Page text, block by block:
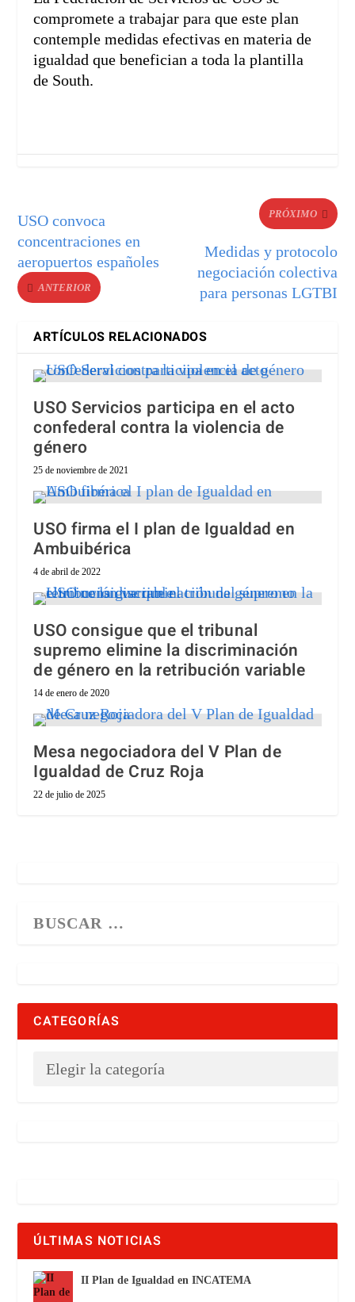
compromete a trabajar para que este plan
contemple medidas efectivas en materia de
igualdad que benefician a toda la plantilla
de South.
USO convoca
concentraciones en
aeropuertos españoles
ANTERIOR
PRÓXIMO
Medidas y protocolo
negociación colectiva
para personas LGTBI
ARTÍCULOS RELACIONADOS
USO Servicios participa en el acto
confederal contra la violencia de
género
25 de noviembre de 2021
USO firma el I plan de Igualdad en
Ambuibérica
4 de abril de 2022
USO consigue que el tribunal
supremo elimine la discriminación
de género en la retribución variable
14 de enero de 2020
Mesa negociadora del V Plan de
Igualdad de Cruz Roja
22 de julio de 2025
CATEGORÍAS
ÚLTIMAS NOTICIAS
II Plan de Igualdad en INCATEMA